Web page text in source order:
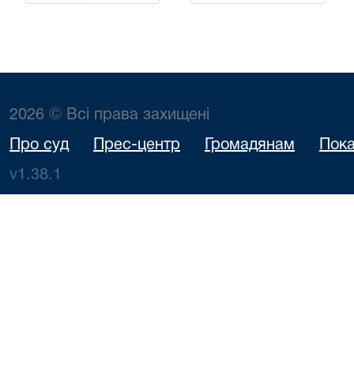
2026 © Всі права захищені
Про суд Прес-центр Громадянам
v1.38.1